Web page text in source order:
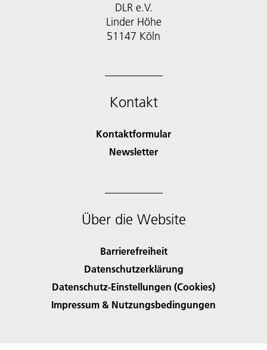
DLR e.V.
Linder Höhe
51147 Köln
Kontakt
Kontaktformular
Newsletter
Über die Website
Barrierefreiheit
Datenschutzerklärung
Datenschutz-Einstellungen (Cookies)
Impressum & Nutzungsbedingungen